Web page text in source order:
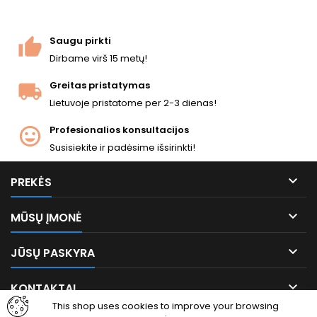
Saugu pirkti
Dirbame virš 15 metų!
Greitas pristatymas
Lietuvoje pristatome per 2-3 dienas!
Profesionalios konsultacijos
Susisiekite ir padėsime išsirinkti!
PREKĖS 
MŪSŲ ĮMONĖ 
JŪSŲ PASKYRA 
KONTAKTAI 
This shop uses cookies to improve your browsing